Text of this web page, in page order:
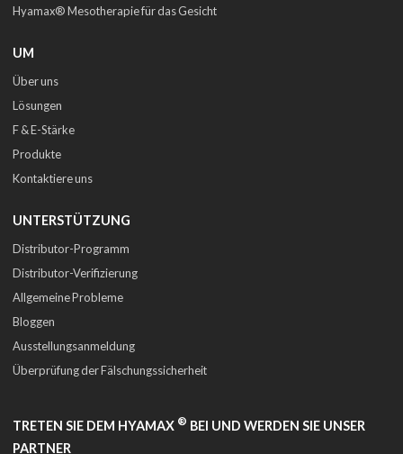
Hyamax® Mesotherapie für das Gesicht
UM
Über uns
Lösungen
F & E-Stärke
Produkte
Kontaktiere uns
UNTERSTÜTZUNG
Distributor-Programm
Distributor-Verifizierung
Allgemeine Probleme
Bloggen
Ausstellungsanmeldung
Überprüfung der Fälschungssicherheit
TRETEN SIE DEM HYAMAX ® BEI UND WERDEN SIE UNSER
PARTNER